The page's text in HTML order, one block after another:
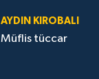
AYDIN KIROBALI
Müflis tüccar